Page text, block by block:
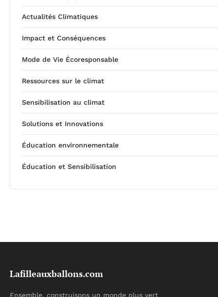
Actualités Climatiques
Impact et Conséquences
Mode de Vie Écoresponsable
Ressources sur le climat
Sensibilisation au climat
Solutions et Innovations
Éducation environnementale
Éducation et Sensibilisation
Lafilleauxballons.com
Ensemble, construisons un monde plus vert